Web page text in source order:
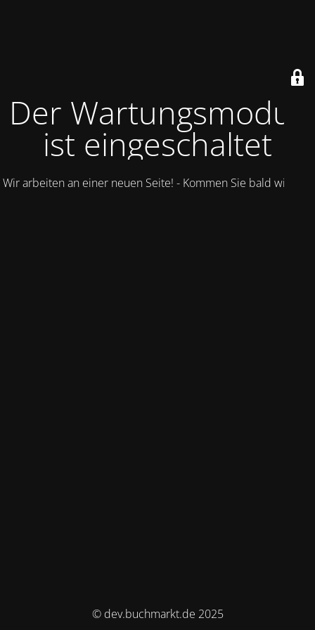
Der Wartungsmodus
ist eingeschaltet
Wir arbeiten an einer neuen Seite! - Kommen Sie bald wieder.
© dev.buchmarkt.de 2025